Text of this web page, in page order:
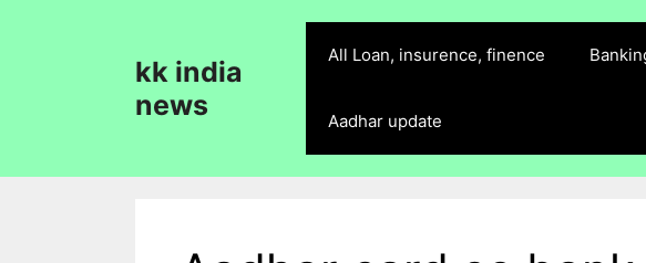
kk india
news
All Loan, insurence, finence
Aadhar update